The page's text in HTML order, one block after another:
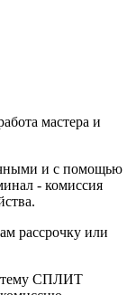
мастера и
и с помощью
- комиссия
рассрочку или
СПЛИТ